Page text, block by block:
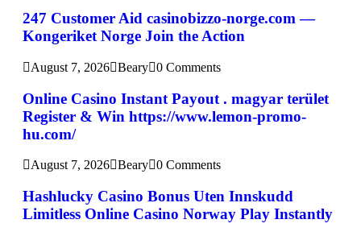
247 Customer Aid casinobizzo-norge.com —
Kongeriket Norge Join the Action
August 7, 2026 Beary 0 Comments
Online Casino Instant Payout . magyar terület
Register & Win https://www.lemon-promo-
hu.com/
August 7, 2026 Beary 0 Comments
Hashlucky Casino Bonus Uten Innskudd
Limitless Online Casino Norway Play Instantly